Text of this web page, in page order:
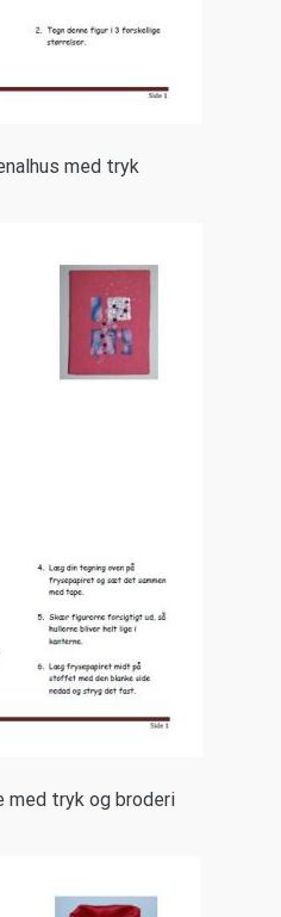
med tryk
med tryk og broderi